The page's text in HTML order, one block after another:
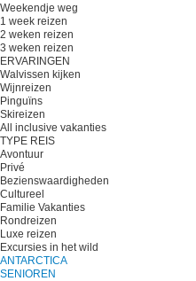
Weekendje weg
1 week reizen
2 weken reizen
3 weken reizen
ERVARINGEN
Walvissen kijken
Wijnreizen
Pinguïns
Skireizen
All inclusive vakanties
TYPE REIS
Avontuur
Privé
Bezienswaardigheden
Cultureel
Familie Vakanties
Rondreizen
Luxe reizen
Excursies in het wild
ANTARCTICA
SENIOREN